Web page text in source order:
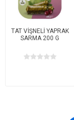
TAT VİŞNELİ YAPRAK
SARMA 200 G